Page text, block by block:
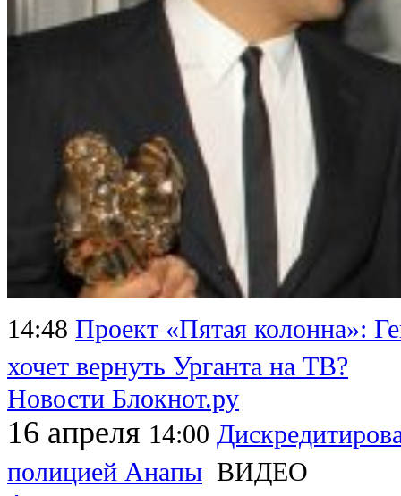
14:48 Проект «Пятая колонна»:
хочет вернуть Урганта на ТВ?
Новости Блокнот.ру
16 апреля 14:00
полицией Анапы ВИДЕО